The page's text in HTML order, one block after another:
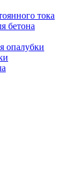
тока
бетона
опалубки